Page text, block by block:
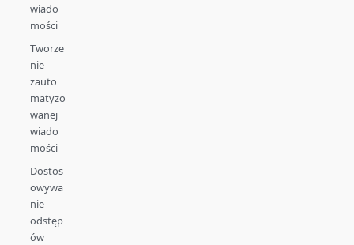
wiado
mości
Tworze
nie
zauto
matyzo
wanej
wiado
mości
Dostos
owywa
nie
odstęp
ów